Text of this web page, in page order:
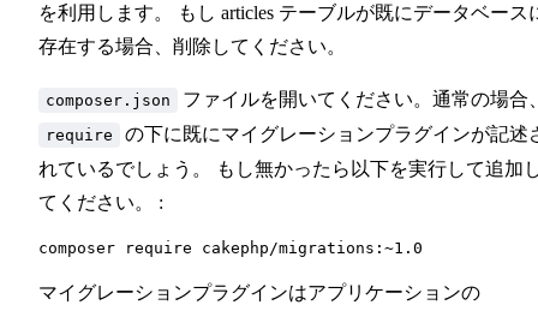
を利用します。 もし articles テーブルが既にデータベース
存在する場合、削除してください。
composer.json ファイルを開いてください。通常の場合
require
の下に既にマイグレーションプラグインが記述
れているでしょう。 もし無かったら以下を実行して追加
てください。 :
マイグレーションプラグインはアプリケーションの